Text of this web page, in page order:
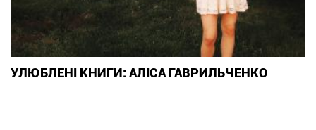
УЛЮБЛЕНІ КНИГИ: АЛІСА ГАВРИЛЬЧЕНКО